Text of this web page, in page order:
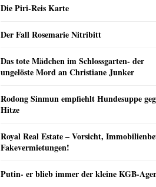
Die Piri-Reis Karte
Der Fall Rosemarie Nitribitt
Das tote Mädchen im Schlossgarten- der
ungelöste Mord an Christiane Junker
Rodong Sinmun empfiehlt Hundesuppe
Hitze
Royal Real Estate – Vorsicht,
Fakevermietungen!
Putin- er blieb immer der kleine KGB-